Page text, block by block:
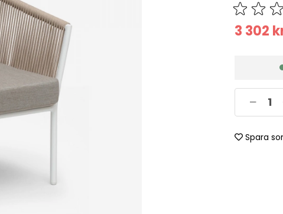
3 302
Spara